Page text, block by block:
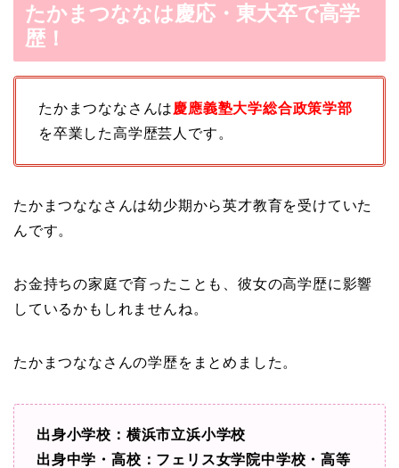
たかまつななは慶応・東大卒で高学
歴！
たかまつななさんは 慶應義塾大学総合政策学部
を卒業した高学歴芸人です。
たかまつななさんは幼少期から英才教育を受けていた
んです。
お金持ちの家庭で育ったことも、彼女の高学歴に影響
しているかもしれませんね。
たかまつななさんの学歴をまとめました。
出身小学校：横浜市立浜小学校
出身中学・高校：フェリス女学院中学校・高等